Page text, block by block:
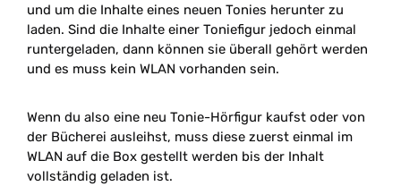
und um die Inhalte eines neuen Tonies herunter zu
laden. Sind die Inhalte einer Toniefigur jedoch einmal
runtergeladen, dann können sie überall gehört werden
und es muss kein WLAN vorhanden sein.
Wenn du also eine neu Tonie-Hörfigur kaufst oder von
der Bücherei ausleihst, muss diese zuerst einmal im
WLAN auf die Box gestellt werden bis der Inhalt
vollständig geladen ist.